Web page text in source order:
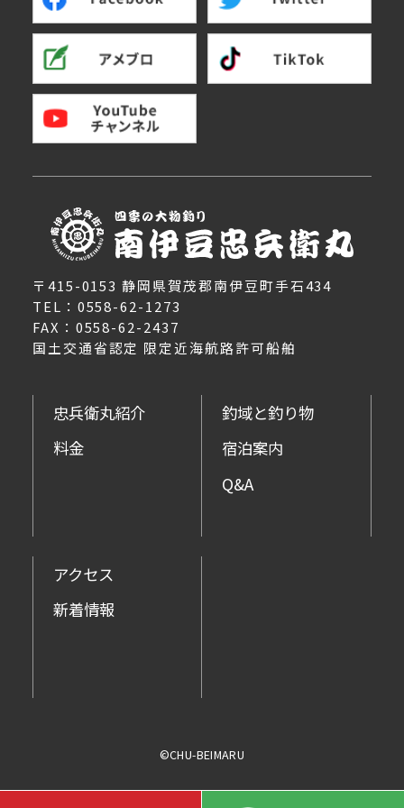
〒415-0153 静岡県賀茂郡南伊豆町手石434
TEL：0558-62-1273
FAX：0558-62-2437
国土交通省認定 限定近海航路許可船舶
忠兵衛丸紹介
料金
釣域と釣り物
宿泊案内
Q&A
アクセス
新着情報
©CHU-BEIMARU